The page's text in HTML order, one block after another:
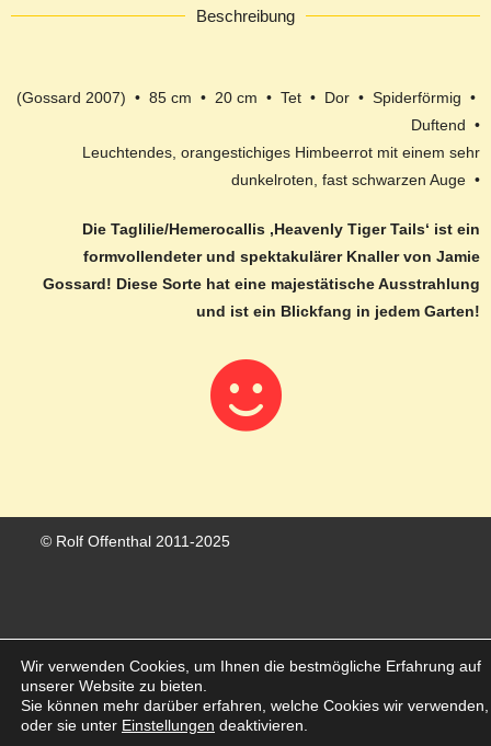
Beschreibung
(Gossard 2007) • 85 cm • 20 cm • Tet • Dor • Spiderförmig •
Duftend •
Leuchtendes, orangestichiges Himbeerrot mit einem sehr
dunkelroten, fast schwarzen Auge •
Die Taglilie/Hemerocallis ‚Heavenly Tiger Tails‘ ist ein
formvollendeter und spektakulärer Knaller von Jamie
Gossard! Diese Sorte hat eine majestätische Ausstrahlung
und ist ein Blickfang in jedem Garten!
© Rolf Offenthal 2011-2025
Vertrag widerrufen
Wir verwenden Cookies, um Ihnen die bestmögliche Erfahrung auf
unserer Website zu bieten.
Sie können mehr darüber erfahren, welche Cookies wir verwenden,
oder sie unter Einstellungen deaktivieren.